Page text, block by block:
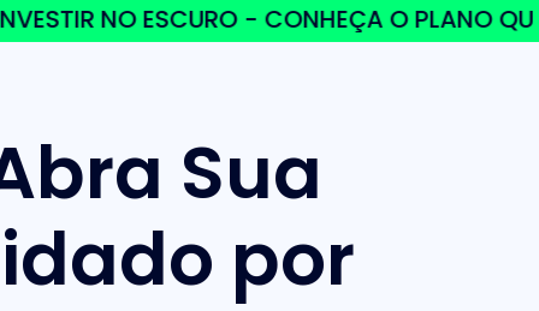
NO ESCURO - CONHEÇA O PLANO QUE
Sua
por